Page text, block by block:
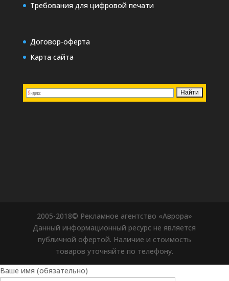
Требования для цифровой печати
Договор-оферта
Карта сайта
2005-2018© Рекламное агентство «Аврора»
Данный информационный ресурс не является
публичной офертой. Наличие и стоимость
товаров уточняйте по телефону.
Ваше имя (обязательно)